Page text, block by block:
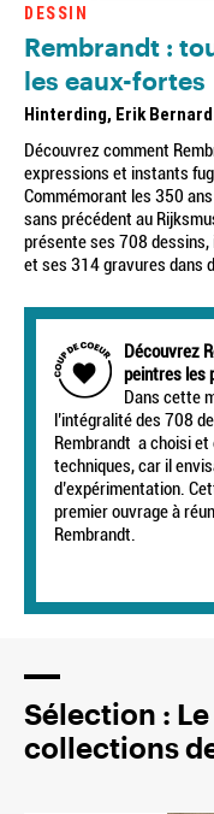
DESSIN
Rembrandt :
les eaux-fortes
Hinterding, Erik
Découvrez comment
expressions et instants
Commémorant les 350
sans précédent au
présente ses 708 dessins,
et ses 314 gravures dans
Découvrez
peintres les
Dans cette
l’intégralité des 708
Rembrandt a choisi
techniques, car il
d’expérimentation.
premier ouvrage à
Rembrandt.
Sélection :
collections